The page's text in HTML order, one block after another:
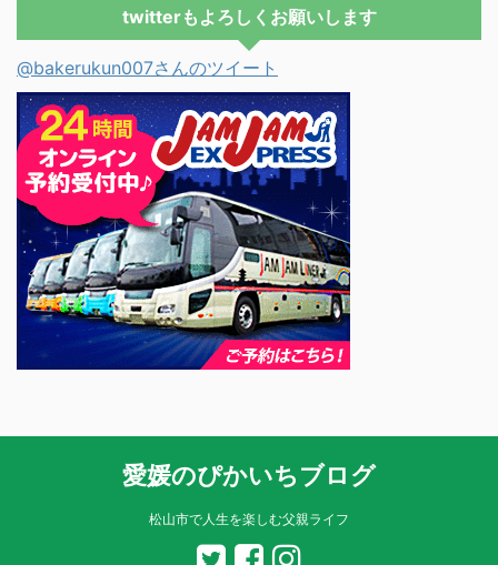
twitterもよろしくお願いします
@bakerukun007さんのツイート
愛媛のぴかいちブログ
松山市で人生を楽しむ父親ライフ